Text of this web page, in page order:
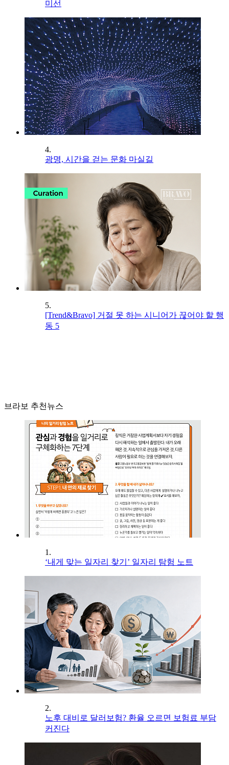
미선
4.
광명, 시간을 걷는 문화 마실길
5.
[Trend&Bravo] 거절 못 하는 시니어가 끊어야 할 행
동 5
브라보 추천뉴스
1.
‘내게 맞는 일자리 찾기’ 일자리 탐험 노트
2.
노후 대비로 달러보험? 환율 오르면 보험료 부담
커진다